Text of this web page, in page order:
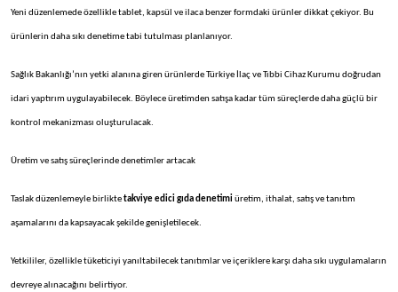
Yeni düzenlemede özellikle tablet, kapsül ve ilaca benzer formdaki ürünler dikkat çekiyor. Bu
ürünlerin daha sıkı denetime tabi tutulması planlanıyor.
Sağlık Bakanlığı’nın yetki alanına giren ürünlerde Türkiye İlaç ve Tıbbi Cihaz Kurumu doğrudan
idari yaptırım uygulayabilecek. Böylece üretimden satışa kadar tüm süreçlerde daha güçlü bir
kontrol mekanizması oluşturulacak.
Üretim ve satış süreçlerinde denetimler artacak
Taslak düzenlemeyle birliktetakviye edici gıda denetimi üretim, ithalat, satış ve tanıtım
aşamalarını da kapsayacak şekilde genişletilecek.
Yetkililer, özellikle tüketiciyi yanıltabilecek tanıtımlar ve içeriklere karşı daha sıkı uygulamaların
devreye alınacağını belirtiyor.